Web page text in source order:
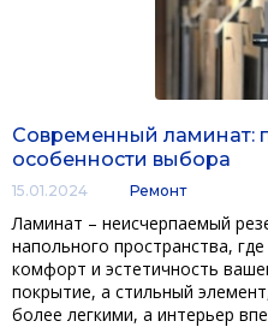
Современный ламинат:
особенности выбора
15.01.2024 Ремонт
Ламинат – неисчерпаемый
напольного пространства,
комфорт и эстетичность
покрытие, а стильный
более легкими, а интерьер